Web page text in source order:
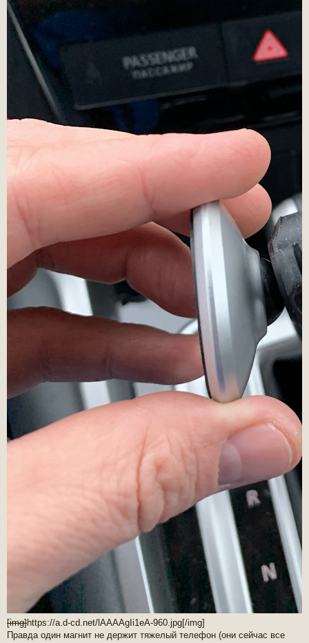
[img]https://a.d-cd.net/lAAAAgIi1eA-960.jpg[/img]
Правда один магнит не держит тяжелый телефон (они сейчас все